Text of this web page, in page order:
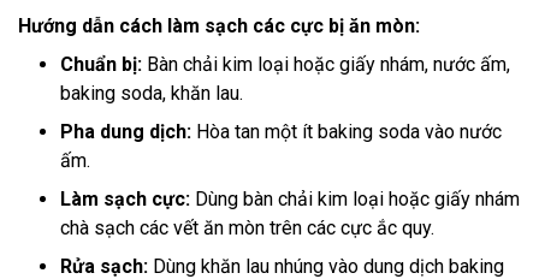
Hướng dẫn cách làm sạch các cực bị ăn mòn:
Chuẩn bị: Bàn chải kim loại hoặc giấy nhám, nước ấm,
baking soda, khăn lau.
Pha dung dịch: Hòa tan một ít baking soda vào nước
ấm.
Làm sạch cực: Dùng bàn chải kim loại hoặc giấy nhám
chà sạch các vết ăn mòn trên các cực ắc quy.
Rửa sạch: Dùng khăn lau nhúng vào dung dịch baking